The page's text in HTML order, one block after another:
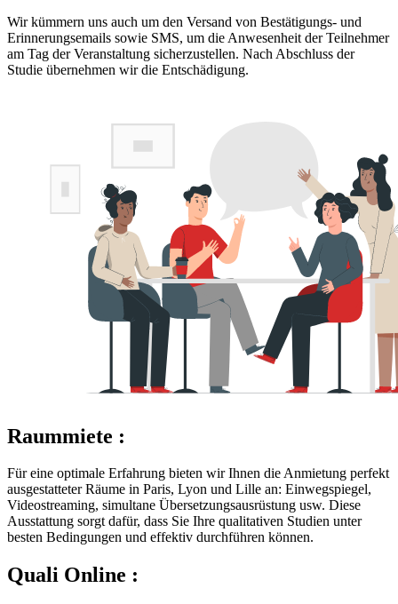
Wir kümmern uns auch um den Versand von Bestätigungs- und
Erinnerungsemails sowie SMS, um die Anwesenheit der Teilnehmer
am Tag der Veranstaltung sicherzustellen. Nach Abschluss der
Studie übernehmen wir die Entschädigung.
Raummiete :
Für eine optimale Erfahrung bieten wir Ihnen die Anmietung perfekt
ausgestatteter Räume in Paris, Lyon und Lille an: Einwegspiegel,
Videostreaming, simultane Übersetzungsausrüstung usw. Diese
Ausstattung sorgt dafür, dass Sie Ihre qualitativen Studien unter
besten Bedingungen und effektiv durchführen können.
Quali Online :